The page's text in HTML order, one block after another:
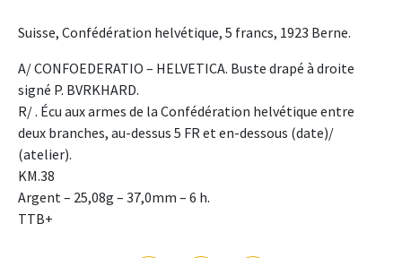
Suisse, Confédération helvétique, 5 francs, 1923 Berne.
A/ CONFOEDERATIO – HELVETICA. Buste drapé à droite
signé P. BVRKHARD.
R/ . Écu aux armes de la Confédération helvétique entre
deux branches, au-dessus 5 FR et en-dessous (date)/
(atelier).
KM.38
Argent – 25,08g – 37,0mm – 6 h.
TTB+